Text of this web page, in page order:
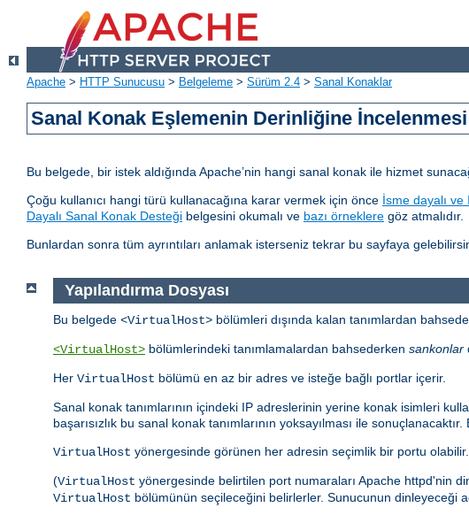
Apache > HTTP Sunucusu > Belgeleme > Sürüm 2.4 > Sanal Konaklar
Sanal Konak Eşlemenin Derinliğine İncelenmesi
Bu belgede, bir istek aldığında Apache’nin hangi sanal konak ile hizmet
Çoğu kullanıcı hangi türü kullanacağına karar vermek için önce İsme dayalı ve
Dayalı Sanal Konak Desteği belgesini okumalı ve bazı örneklere göz atmalıdır.
Bunlardan sonra tüm ayrıntıları anlamak isterseniz tekrar bu sayfaya
Yapılandırma Dosyası
Bu belgede <VirtualHost> bölümleri dışında kalan tanımlardan
<VirtualHost> bölümlerindeki tanımlamalardan bahsederken sankonlar
Her VirtualHost bölümü en az bir adres ve isteğe bağlı portlar içerir.
Sanal konak tanımlarının içindeki IP adreslerinin yerine konak isimleri
başarısızlık bu sanal konak tanımlarının yoksayılması ile
VirtualHost yönergesinde görünen her adresin seçimlik bir portu
(VirtualHost yönergesinde belirtilen port numaraları Apache httpd'nin
VirtualHost bölümünün seçileceğini belirlerler. Sunucunun dinleyeceği